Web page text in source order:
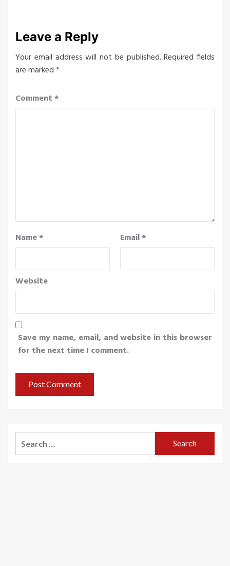
Leave a Reply
Your email address will not be published. Required fields
are marked*
Comment*
Name* Email*
Website
Save my name, email, and website in this browser
for the next time I comment.
for: